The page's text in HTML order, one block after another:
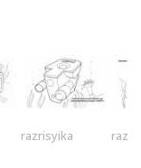
razrisyika